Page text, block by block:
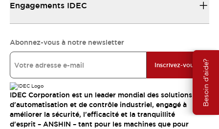
Besoin d'aide?
Engagements IDEC
Abonnez-vous à notre newsletter
Inscrivez-vous
IDEC Corporation est un leader mondial des solutions
d'automatisation et de contrôle industriel, engagé à
améliorer la sécurité, l'efficacité et la tranquillité
d'esprit – ANSHIN – tant pour les machines que pour